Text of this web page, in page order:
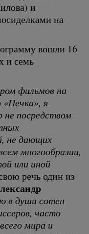
и
на
вошли 16
и семь
фильмов на
«Печка», я
посредством
не дающих
многообразии,
или иной
речь один из
в души сотен
часто
мира и